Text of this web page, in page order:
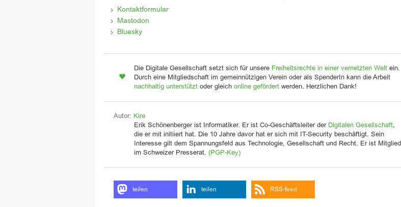
Kontaktformular
Mastodon
Bluesky
Die Digitale Gesellschaft setzt sich für unsere Freiheitsrechte in einer vernetzten Welt ein.
Durch eine Mitgliedschaft im gemeinnützigen Verein oder als SpenderIn kann die Arbeit
nachhaltig unterstützt oder gleich online gefördert werden. Herzlichen Dank!
Autor: Kire
Erik Schönenberger ist Informatiker. Er ist Co-Geschäftsleiter der Digitalen Gesellschaft,
die er mit initiiert hat. Die 10 Jahre davor hat er sich mit IT-Security beschäftigt. Sein
Interesse gilt dem Spannungsfeld aus Technologie, Gesellschaft und Recht. Er ist Mitglied
im Schweizer Presserat. (PGP-Key)
teilen teilen RSS-feed